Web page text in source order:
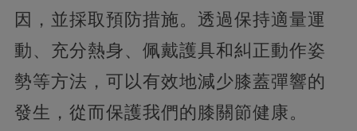
因，並採取預防措施。透過保持適量運
動、充分熱身、佩戴護具和糾正動作姿
勢等方法，可以有效地減少膝蓋彈響的
發生，從而保護我們的膝關節健康。